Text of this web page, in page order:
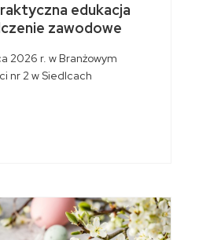
edukacja
zawodowe
2026 r. w Branżowym
nr 2 w Siedlcach